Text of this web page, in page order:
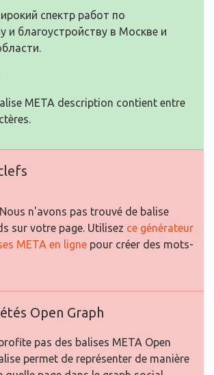
спектр работ по
и благоустройству в Москве и
META description contient entre
n'avons pas trouvé de balise
sur votre page. Utilisez ce générateur
META en ligne pour créer des mots-
Open Graph
pas des balises META Open
permet de représenter de manière